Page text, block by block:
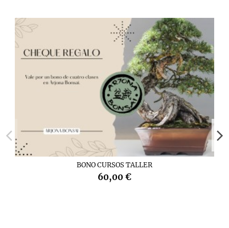
BONO CURSOS TALLER
60,00 €